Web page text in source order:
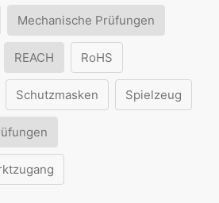
Mechanische Prüfungen
REACH RoHS
Schutzmasken Spielzeug